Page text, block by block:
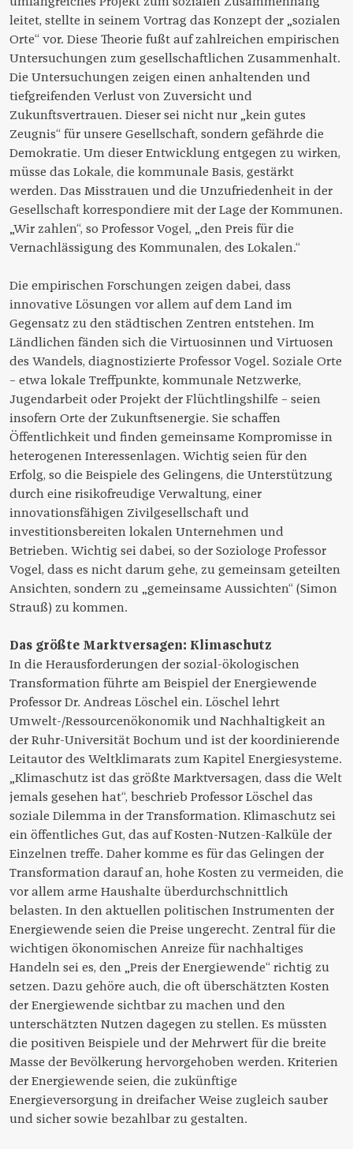
leitet, stellte in seinem Vortrag das Konzept der „sozialen
Orte“ vor. Diese Theorie fußt auf zahlreichen empirischen
Untersuchungen zum gesellschaftlichen Zusammenhalt.
Die Untersuchungen zeigen einen anhaltenden und
tiefgreifenden Verlust von Zuversicht und
Zukunftsvertrauen. Dieser sei nicht nur „kein gutes
Zeugnis“ für unsere Gesellschaft, sondern gefährde die
Demokratie. Um dieser Entwicklung entgegen zu wirken,
müsse das Lokale, die kommunale Basis, gestärkt
werden. Das Misstrauen und die Unzufriedenheit in der
Gesellschaft korrespondiere mit der Lage der Kommunen.
„Wir zahlen“, so Professor Vogel, „den Preis für die
Vernachlässigung des Kommunalen, des Lokalen.“
Die empirischen Forschungen zeigen dabei, dass
innovative Lösungen vor allem auf dem Land im
Gegensatz zu den städtischen Zentren entstehen. Im
Ländlichen fänden sich die Virtuosinnen und Virtuosen
des Wandels, diagnostizierte Professor Vogel. Soziale Orte
– etwa lokale Treffpunkte, kommunale Netzwerke,
Jugendarbeit oder Projekt der Flüchtlingshilfe – seien
insofern Orte der Zukunftsenergie. Sie schaffen
Öffentlichkeit und finden gemeinsame Kompromisse in
heterogenen Interessenlagen. Wichtig seien für den
Erfolg, so die Beispiele des Gelingens, die Unterstützung
durch eine risikofreudige Verwaltung, einer
innovationsfähigen Zivilgesellschaft und
investitionsbereiten lokalen Unternehmen und
Betrieben. Wichtig sei dabei, so der Soziologe Professor
Vogel, dass es nicht darum gehe, zu gemeinsam geteilten
Ansichten, sondern zu „gemeinsame Aussichten“ (Simon
Strauß) zu kommen.
Das größte Marktversagen: Klimaschutz
In die Herausforderungen der sozial-ökologischen
Transformation führte am Beispiel der Energiewende
Professor Dr. Andreas Löschel ein. Löschel lehrt
Umwelt-/Ressourcenökonomik und Nachhaltigkeit an
der Ruhr-Universität Bochum und ist der koordinierende
Leitautor des Weltklimarats zum Kapitel Energiesysteme.
„Klimaschutz ist das größte Marktversagen, dass die Welt
jemals gesehen hat“, beschrieb Professor Löschel das
soziale Dilemma in der Transformation. Klimaschutz sei
ein öffentliches Gut, das auf Kosten-Nutzen-Kalküle der
Einzelnen treffe. Daher komme es für das Gelingen der
Transformation darauf an, hohe Kosten zu vermeiden, die
vor allem arme Haushalte überdurchschnittlich
belasten. In den aktuellen politischen Instrumenten der
Energiewende seien die Preise ungerecht. Zentral für die
wichtigen ökonomischen Anreize für nachhaltiges
Handeln sei es, den „Preis der Energiewende“ richtig zu
setzen. Dazu gehöre auch, die oft überschätzten Kosten
der Energiewende sichtbar zu machen und den
unterschätzten Nutzen dagegen zu stellen. Es müssten
die positiven Beispiele und der Mehrwert für die breite
Masse der Bevölkerung hervorgehoben werden. Kriterien
der Energiewende seien, die zukünftige
Energieversorgung in dreifacher Weise zugleich sauber
und sicher sowie bezahlbar zu gestalten.